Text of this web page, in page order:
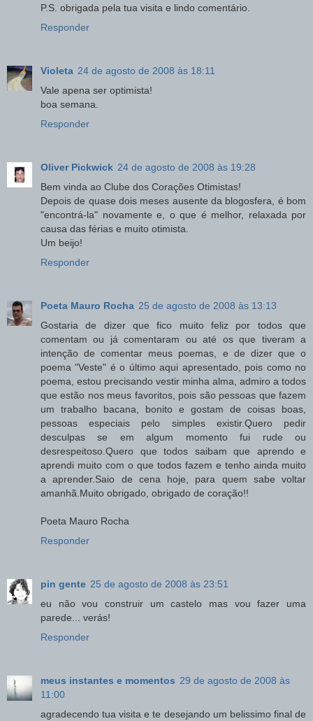
P.S. obrigada pela tua visita e lindo comentário.
Responder
Violeta 24 de agosto de 2008 às 18:11
Vale apena ser optimista!
boa semana.
Responder
Oliver Pickwick 24 de agosto de 2008 às 19:28
Bem vinda ao Clube dos Corações Otimistas!
Depois de quase dois meses ausente da blogosfera, é bom
"encontrá-la" novamente e, o que é melhor, relaxada por
causa das férias e muito otimista.
Um beijo!
Responder
Poeta Mauro Rocha 25 de agosto de 2008 às 13:13
Gostaria de dizer que fico muito feliz por todos que
comentam ou já comentaram ou até os que tiveram a
intenção de comentar meus poemas, e de dizer que o
poema "Veste" é o último aqui apresentado, pois como no
poema, estou precisando vestir minha alma, admiro a todos
que estão nos meus favoritos, pois são pessoas que fazem
um trabalho bacana, bonito e gostam de coisas boas,
pessoas especiais pelo simples existir.Quero pedir
desculpas se em algum momento fui rude ou
desrespeitoso.Quero que todos saibam que aprendo e
aprendi muito com o que todos fazem e tenho ainda muito
a aprender.Saio de cena hoje, para quem sabe voltar
amanhã.Muito obrigado, obrigado de coração!!
Poeta Mauro Rocha
Responder
pin gente 25 de agosto de 2008 às 23:51
eu não vou construir um castelo mas vou fazer uma
parede... verás!
Responder
meus instantes e momentos 29 de agosto de 2008 às
11:00
agradecendo tua visita e te desejando um belissimo final de